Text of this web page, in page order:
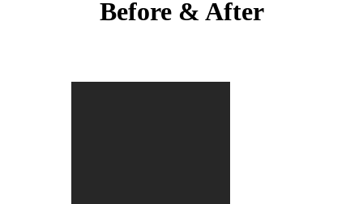
Before & After